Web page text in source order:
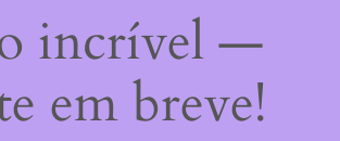
incrível —
em breve!